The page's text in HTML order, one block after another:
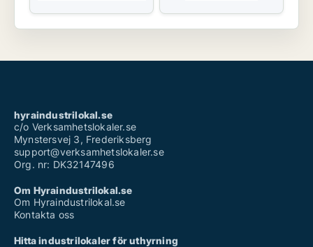
hyraindustrilokal.se
c/o Verksamhetslokaler.se
Mynstersvej 3, Frederiksberg
support@verksamhetslokaler.se
Org. nr: DK32147496
Om Hyraindustrilokal.se
Om Hyraindustrilokal.se
Kontakta oss
Hitta industrilokaler för uthyrning